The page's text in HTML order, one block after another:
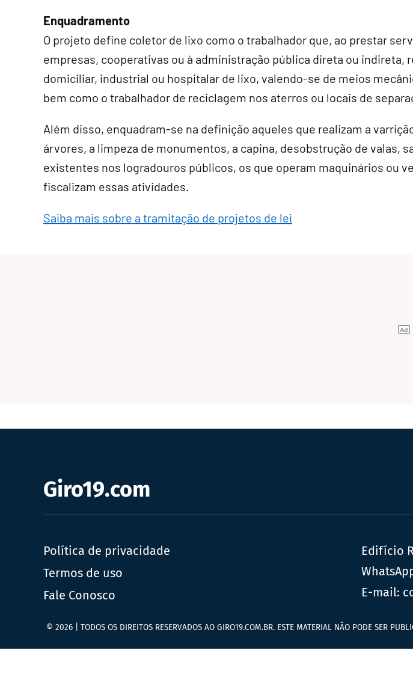
Enquadramento
O projeto define coletor de lixo como o trabalhador que, ao prestar
empresas, cooperativas ou à administração pública direta ou indireta,
domiciliar, industrial ou hospitalar de lixo, valendo-se de meios
bem como o trabalhador de reciclagem nos aterros ou locais de
Além disso, enquadram-se na definição aqueles que realizam a
árvores, a limpeza de monumentos, a capina, desobstrução de valas,
existentes nos logradouros públicos, os que operam maquinários ou
fiscalizam essas atividades.
Saiba mais sobre a tramitação de projetos de lei
Giro19.com
Política de privacidade
Termos de uso
Fale Conosco
Edifício
E-mail:
© 2026 | TODOS OS DIREITOS RESERVADOS AO GIRO19.COM.BR. ESTE MATERIAL NÃO PODE SER